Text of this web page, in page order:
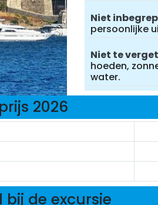
Niet
persoonlijke
Niet te
hoeden,
water.
2026
de excursie